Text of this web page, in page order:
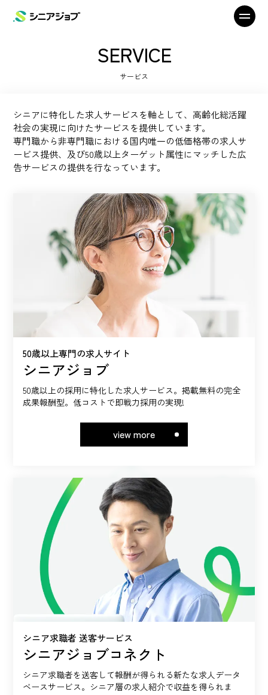
SERVICE
サービス
シニアに特化した求人サービスを軸として、高齢化総活躍
社会の実現に向けたサービスを提供しています。
専門職から非専門職における国内唯一の低価格帯の求人サ
ービス提供、及び50歳以上ターゲット属性にマッチした広
告サービスの提供を行なっています。
50歳以上専門の求人サイト
シニアジョブ
50歳以上の採用に特化した求人サービス。掲載無料の完全
成果報酬型。低コストで即戦力採用の実現!
view more
シニア求職者 送客サービス
シニアジョブコネクト
シニア求職者を送客して報酬が得られる新たな求人データ
ベースサービス。シニア層の求人紹介で収益を得られま